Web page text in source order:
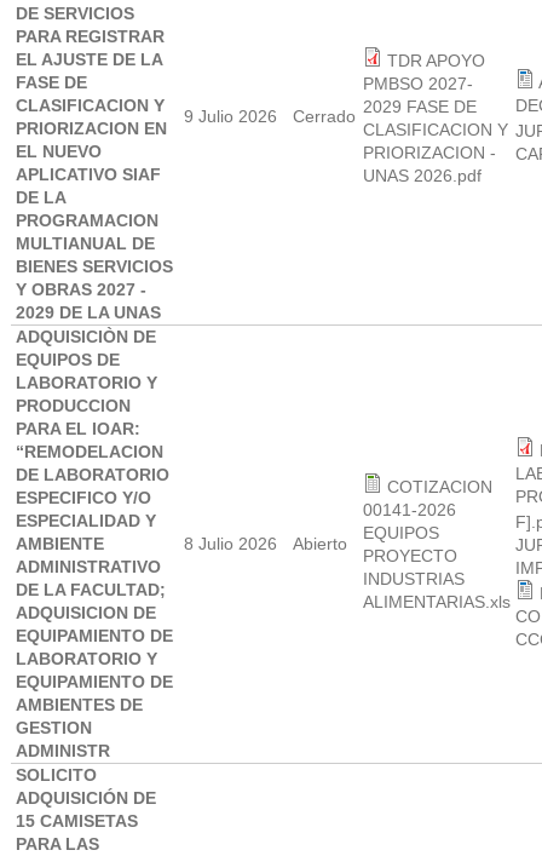
DE SERVICIOS
PARA REGISTRAR
EL AJUSTE DE LA
FASE DE
CLASIFICACION Y
PRIORIZACION EN
EL NUEVO
APLICATIVO SIAF
DE LA
PROGRAMACION
MULTIANUAL DE
BIENES SERVICIOS
Y OBRAS 2027 -
2029 DE LA UNAS
9 Julio 2026 Cerrado
TDR APOYO
PMBSO 2027-
2029 FASE DE
CLASIFICACION Y
PRIORIZACION -
UNAS 2026.pdf
ADQUISICIÒN DE
EQUIPOS DE
LABORATORIO Y
PRODUCCION
PARA EL IOAR:
“REMODELACION
DE LABORATORIO
ESPECIFICO Y/O
ESPECIALIDAD Y
AMBIENTE
ADMINISTRATIVO
DE LA FACULTAD;
ADQUISICION DE
EQUIPAMIENTO DE
LABORATORIO Y
EQUIPAMIENTO DE
AMBIENTES DE
GESTION
ADMINISTR
8 Julio 2026 Abierto
COTIZACION
00141-2026
EQUIPOS
PROYECTO
INDUSTRIAS
ALIMENTARIAS.xls
SOLICITO
ADQUISICIÓN DE
15 CAMISETAS
PARA LAS